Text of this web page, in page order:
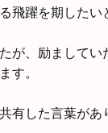
飛躍を期したい
が、励まして
す。
有した言葉があ